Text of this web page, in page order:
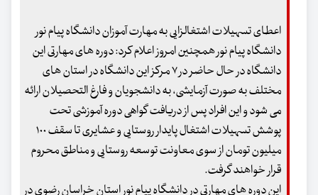
اعطای تسهیلات اشتغالزایی به مهارت آموزان دانشگاه پیام نور
دانشگاه پیام نور همچنین امروز اعلام کرد: دوره های مهارتی این
دانشگاه در حال حاضر در ۷ مرکز این دانشگاه در استان های
مختلف به صورت آزمایشی، به دانشجویان و فارغ التحصیلان ارائه
می شود و این افراد پس از دریافت گواهی دوره آموزشی تحت
پوشش تسهیلات اشتغال پایدار روستایی و عشایری تا سقف ۱۰۰
میلیون تومان از سوی معاونت توسعه روستایی و مناطق محروم
قرار خواهند گرفت.
این دوره های مهارتی در دانشگاه پیام نور استان خراسان رضوی در